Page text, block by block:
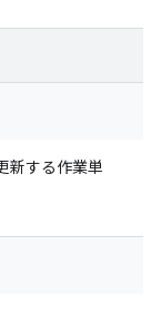
新する作業単